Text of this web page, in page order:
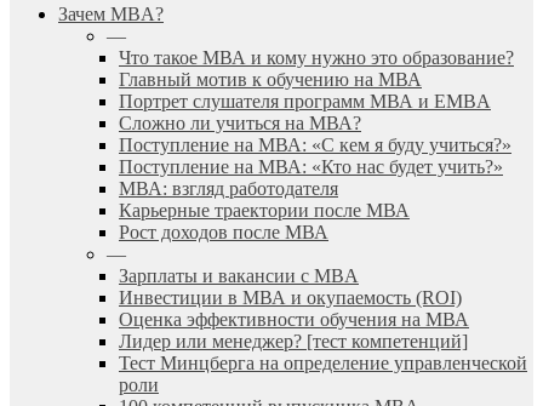
search
Menu
Зачем MBA?
—
Что такое МВА и кому нужно это образование?
Главный мотив к обучению на МВА
Портрет слушателя программ МВА и EMBA
Сложно ли учиться на МВА?
Поступление на МВА: «С кем я буду учиться?»
Поступление на МВА: «Кто нас будет учить?»
МВА: взгляд работодателя
Карьерные траектории после МВА
Рост доходов после МВА
—
Зарплаты и вакансии с MBA
Инвестиции в МВА и окупаемость (ROI)
Оценка эффективности обучения на МВА
Лидер или менеджер? [тест компетенций]
Тест Минцберга на определение управленческой
роли